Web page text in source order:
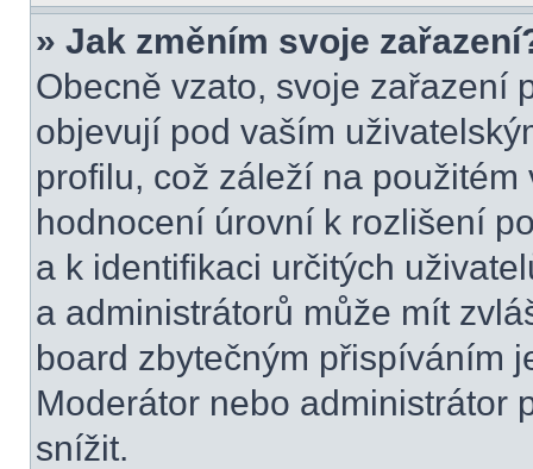
» Jak změním svoje
Obecně vzato, svoje zařazení
objevují pod vaším
profilu, což záleží na
hodnocení úrovní k rozlišení
a k identifikaci určitých
a administrátorů může mít
board zbytečným přispíváním
Moderátor nebo administrátor
snížit.